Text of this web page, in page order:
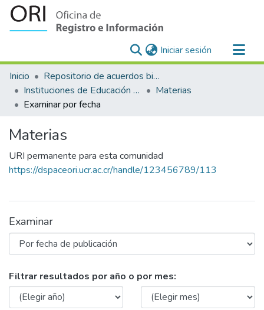
Iniciar sesión (current)
Comunidades
Todo DSpace
Inicio
Repositorio de acuerdos bilaterales para el reconocimiento y equiparación de estudios en la Universidad de Costa Rica
Instituciones de Educación Superior Extranjeras-Universidad de Costa Rica
Materias
Examinar por fecha
Materias
URI permanente para esta comunidad
https://dspaceori.ucr.ac.cr/handle/123456789/113
Examinar
Examinando Materias por Fecha de
Filtrar resultados por año o por mes: